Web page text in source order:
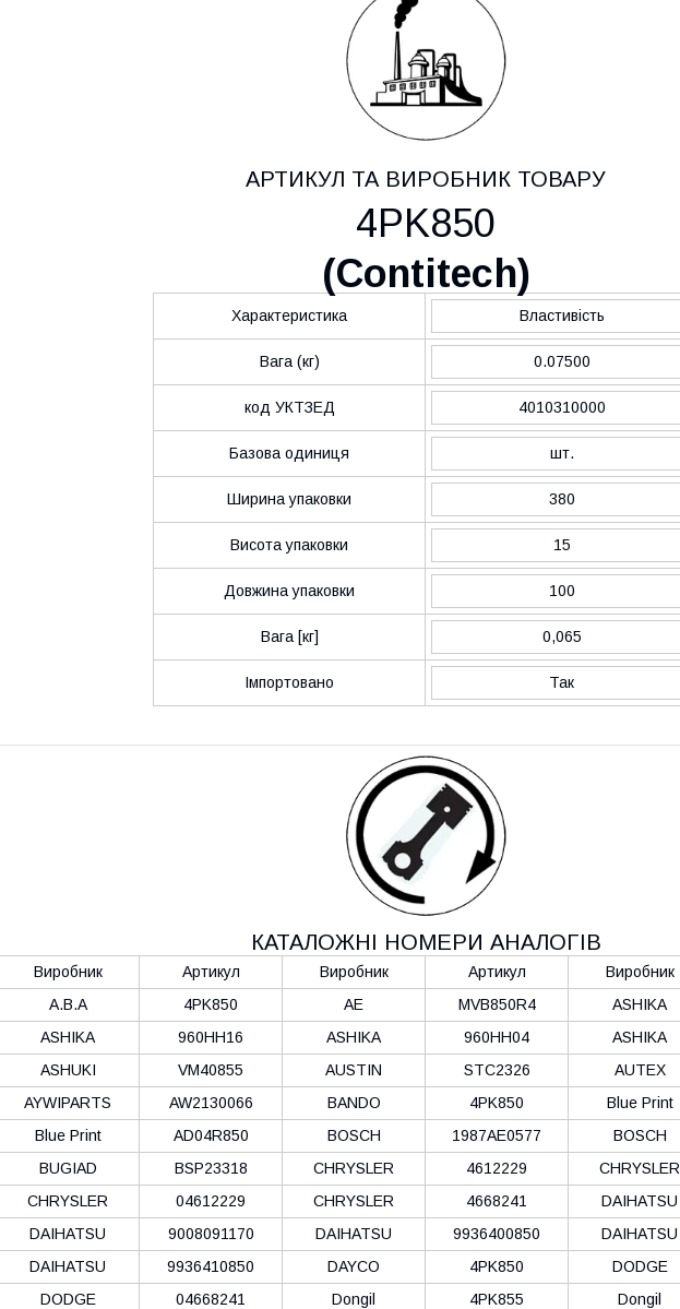
АРТИКУЛ ТА ВИРОБНИК ТОВАРУ
4PK850
(Contitech)
Характеристика Властивість
Вага (кг) 0.07500
код УКТЗЕД 4010310000
Базова одиниця шт.
Ширина упаковки 380
Висота упаковки 15
Довжина упаковки 100
Вага [кг] 0,065
Імпортовано Так
КАТАЛОЖНІ НОМЕРИ АНАЛОГІВ
Виробник Артикул Виробник Артикул Виробник
A.B.A
4PK850 AE MVB850R4 ASHIKA
ASHIKA
960HH16 ASHIKA 960HH04 ASHIKA
ASHUKI
VM40855 AUSTIN STC2326 AUTEX
AYWIPARTS
AW2130066 BANDO 4PK850 Blue Print
Blue Print
AD04R850 BOSCH 1987AE0577 BOSCH
BUGIAD
BSP23318 CHRYSLER 4612229 CHRYSLER
CHRYSLER
04612229 CHRYSLER 4668241 DAIHATSU
DAIHATSU
9008091170 DAIHATSU 9936400850 DAIHATSU
DAIHATSU
9936410850 DAYCO 4PK850 DODGE
DODGE
04668241 Dongil 4PK855 Dongil